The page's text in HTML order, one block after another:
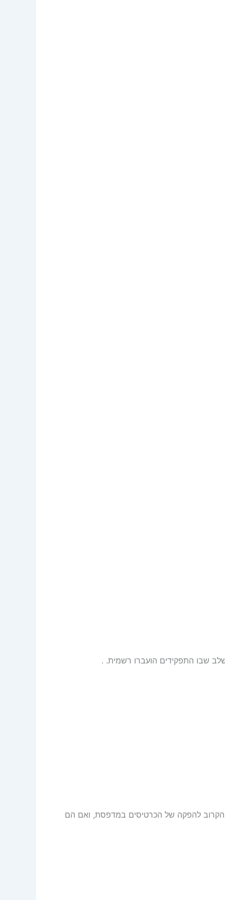
שבו התפקידים הועברו רשמית. .
הקרוב להפקה של הכרטיסים במדפסת, ואם הם